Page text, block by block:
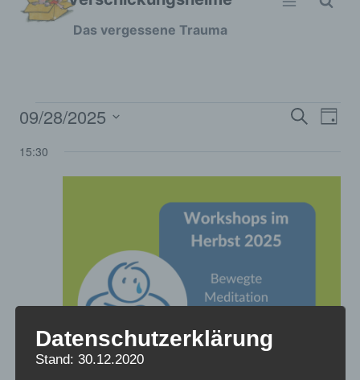
Zum
Das vergessene Trauma
Veranstaltungen
für
SucheTag
09/28/2025
wählen.
15:30
Datenschutzerklärung
Stand: 30.12.2020